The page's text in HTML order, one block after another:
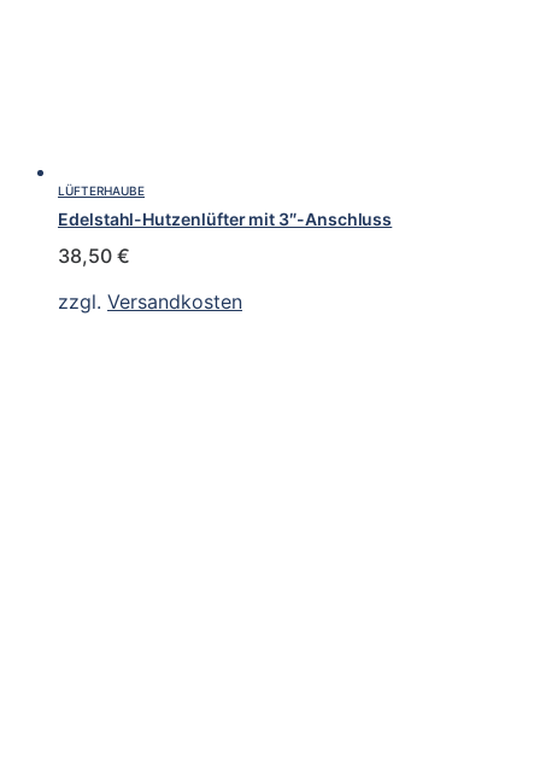
LÜFTERHAUBE
Edelstahl-Hutzenlüfter mit 3″-Anschluss
38,50 €
zzgl. Versandkosten